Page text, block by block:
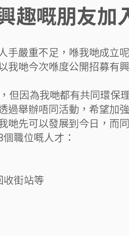
趣嘅朋友加
手嚴重不足，喺我哋成立
哋今次喺度公開招募有
但因為我哋都有共同環保
舉辦唔同活動，希望加
哋先可以發展到今日，而
職位嘅人才：
收街站等